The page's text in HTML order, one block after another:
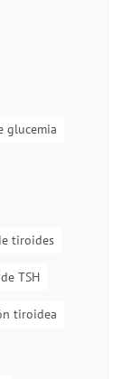
glucemia
tiroides
TSH
tiroidea